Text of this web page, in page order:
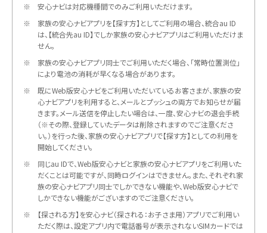
※
安心ナビは対応機種間でのみご利用いただけます。
※
家族の安心ナビアプリを【探す方】としてご利用の場合、統合au ID
は、【統合先au ID】でしか家族の安心ナビアプリはご利用いただけま
せん。
※
家族の安心ナビアプリ同士でご利用いただく場合、「常時位置測位」
により電池の消耗が早くなる場合があります。
※
既にWeb版安心ナビをご利用いただいているお客さまが、家族の安
心ナビアプリを利用すると、メールとプッシュの両方でお知らせが届
きます。メール送信を停止したい場合は、一度、安心ナビの退会手続
（※その際、登録していたデータは削除されますのでご注意くださ
い。）を行った後、家族の安心ナビアプリで【探す方】としての利用を
開始してください。
※
同じau IDで、Web版安心ナビと家族の安心ナビアプリをご利用いた
だくことは可能ですが、同時ログインはできません。また、それぞれ家
族の安心ナビアプリ同士でしかできない機能や、Web版安心ナビで
しかできない機能がございますのでご注意ください。
※
【探される方】を安心ナビ（探される：お子さま用）アプリでご利用い
ただく際は、設定アプリ内で電話番号が表示されないSIMカードでは